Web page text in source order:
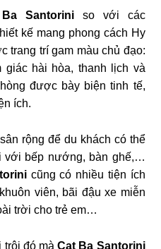
Ba Santoriniso với các
kế mang phong cách Hy
trang trí gam màu chủ đạo:
giác hài hòa, thanh lịch và
được bày biện tinh tế,
ích.
rộng để du khách có thể
với bếp nướng, bàn ghế,…
cũng có nhiều tiện ích
viên, bãi đậu xe miễn
trời cho trẻ em…
trội đó màCat Ba Santorini